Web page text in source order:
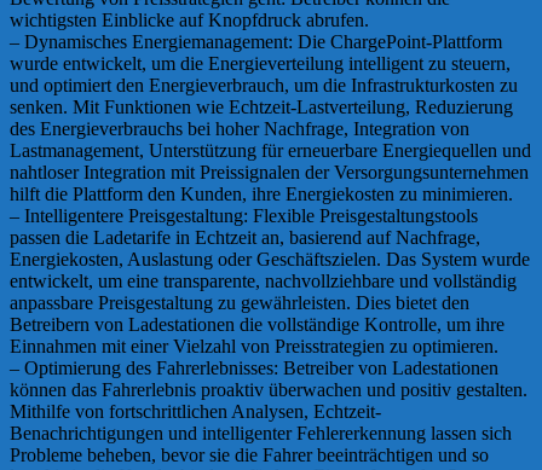
wichtigsten Einblicke auf Knopfdruck abrufen.
– Dynamisches Energiemanagement: Die ChargePoint-Plattform
wurde entwickelt, um die Energieverteilung intelligent zu steuern,
und optimiert den Energieverbrauch, um die Infrastrukturkosten zu
senken. Mit Funktionen wie Echtzeit-Lastverteilung, Reduzierung
des Energieverbrauchs bei hoher Nachfrage, Integration von
Lastmanagement, Unterstützung für erneuerbare Energiequellen und
nahtloser Integration mit Preissignalen der Versorgungsunternehmen
hilft die Plattform den Kunden, ihre Energiekosten zu minimieren.
– Intelligentere Preisgestaltung: Flexible Preisgestaltungstools
passen die Ladetarife in Echtzeit an, basierend auf Nachfrage,
Energiekosten, Auslastung oder Geschäftszielen. Das System wurde
entwickelt, um eine transparente, nachvollziehbare und vollständig
anpassbare Preisgestaltung zu gewährleisten. Dies bietet den
Betreibern von Ladestationen die vollständige Kontrolle, um ihre
Einnahmen mit einer Vielzahl von Preisstrategien zu optimieren.
– Optimierung des Fahrerlebnisses: Betreiber von Ladestationen
können das Fahrerlebnis proaktiv überwachen und positiv gestalten.
Mithilfe von fortschrittlichen Analysen, Echtzeit-
Benachrichtigungen und intelligenter Fehlererkennung lassen sich
Probleme beheben, bevor sie die Fahrer beeinträchtigen und so